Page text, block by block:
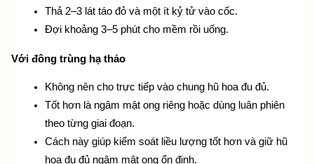
Thả 2–3 lát táo đỏ và một ít kỷ tử vào cốc.
Đợi khoảng 3–5 phút cho mềm rồi uống.
Với đông trùng hạ thảo
Không nên cho trực tiếp vào chung hũ hoa đu đủ.
Tốt hơn là ngâm mật ong riêng hoặc dùng luân phiên
theo từng giai đoạn.
Cách này giúp kiểm soát liều lượng tốt hơn và giữ hũ
hoa đu đủ ngâm mật ong ổn định.